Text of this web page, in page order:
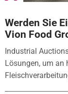
Werden Sie
Vion Food
Industrial
Lösungen, um an